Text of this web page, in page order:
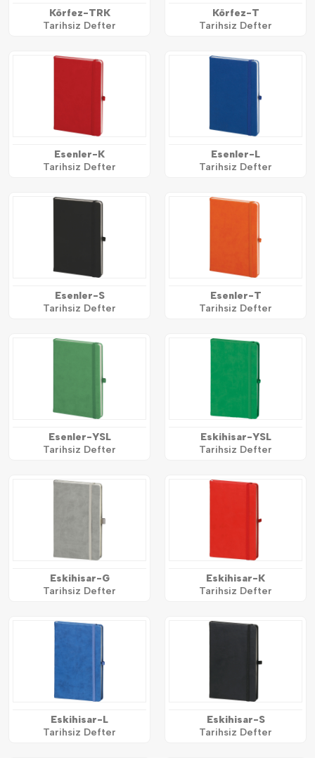
Körfez-TRK
Tarihsiz Defter
Körfez-T
Tarihsiz Defter
Esenler-K
Tarihsiz Defter
Esenler-L
Tarihsiz Defter
Esenler-S
Tarihsiz Defter
Esenler-T
Tarihsiz Defter
Esenler-YSL
Tarihsiz Defter
Eskihisar-YSL
Tarihsiz Defter
Eskihisar-G
Tarihsiz Defter
Eskihisar-K
Tarihsiz Defter
Eskihisar-L
Tarihsiz Defter
Eskihisar-S
Tarihsiz Defter